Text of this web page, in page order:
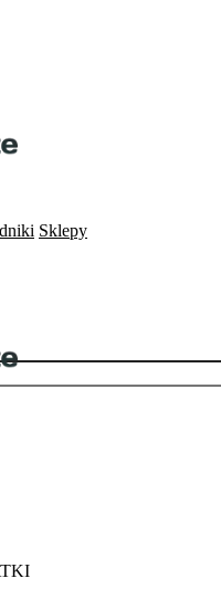
Sklepy